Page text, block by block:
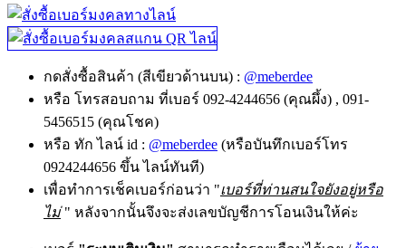
กดสั่งซื้อสินค้า (สีเขียวด้านบน) : @meberdee
หรือ โทรสอบถาม ที่เบอร์ 092-4244656 (คุณผึ้ง) , 091-
5456515 (คุณโชค)
หรือ ทัก ไลน์ id : @meberdee (หรือบันทึกเบอร์โทร
0924244656 ขึ้น ไลน์ทันที)
เพื่อทำการเช็คเบอร์ก่อนว่า "เบอร์ที่ท่านสนใจยังอยู่หรือ
ไม่" หลังจากนั้นจึงจะส่งเลขบัญชีการโอนเงินให้ค่ะ